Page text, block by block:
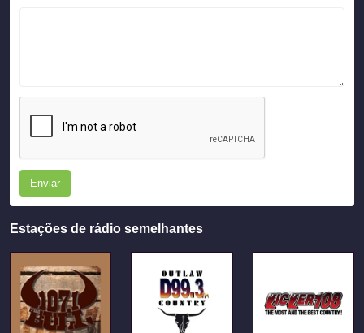
Enviar
Estações de rádio semelhantes